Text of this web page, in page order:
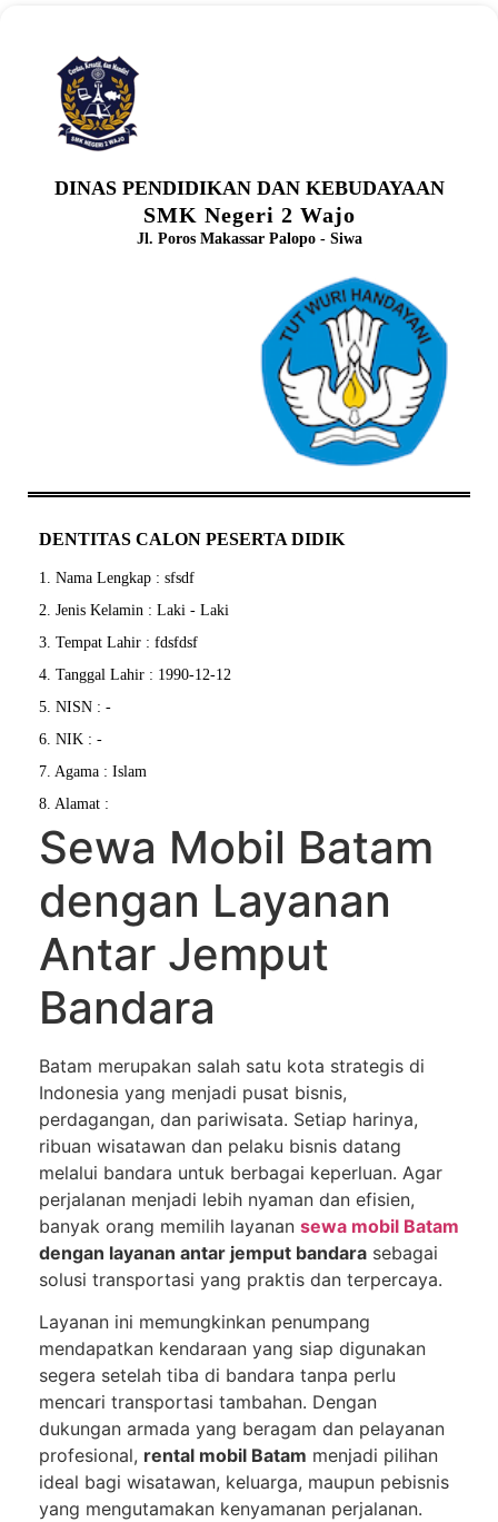
DINAS PENDIDIKAN DAN KEBUDAYAAN
SMK Negeri 2 Wajo
Jl. Poros Makassar Palopo - Siwa
DENTITAS CALON PESERTA DIDIK
1. Nama Lengkap : sfsdf
2. Jenis Kelamin : Laki - Laki
3. Tempat Lahir : fdsfdsf
4. Tanggal Lahir : 1990-12-12
5. NISN : -
6. NIK : -
7. Agama : Islam
8. Alamat :
Sewa Mobil Batam
dengan Layanan
Antar Jemput
Bandara
Batam merupakan salah satu kota strategis di
Indonesia yang menjadi pusat bisnis,
perdagangan, dan pariwisata. Setiap harinya,
ribuan wisatawan dan pelaku bisnis datang
melalui bandara untuk berbagai keperluan. Agar
perjalanan menjadi lebih nyaman dan efisien,
banyak orang memilih layanan sewa mobil Batam
dengan layanan antar jemput bandara sebagai
solusi transportasi yang praktis dan terpercaya.
Layanan ini memungkinkan penumpang
mendapatkan kendaraan yang siap digunakan
segera setelah tiba di bandara tanpa perlu
mencari transportasi tambahan. Dengan
dukungan armada yang beragam dan pelayanan
profesional, rental mobil Batam menjadi pilihan
ideal bagi wisatawan, keluarga, maupun pebisnis
yang mengutamakan kenyamanan perjalanan.